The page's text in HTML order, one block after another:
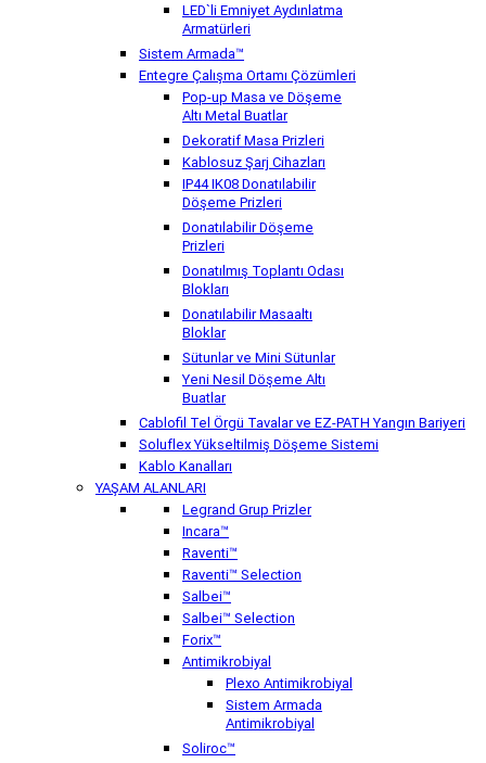
LED`li Emniyet Aydınlatma
Armatürleri
Sistem Armada™
Entegre Çalışma Ortamı Çözümleri
Pop-up Masa ve Döşeme
Altı Metal Buatlar
Dekoratif Masa Prizleri
Kablosuz Şarj Cihazları
IP44 IK08 Donatılabilir
Döşeme Prizleri
Donatılabilir Döşeme
Prizleri
Donatılmış Toplantı Odası
Blokları
Donatılabilir Masaaltı
Bloklar
Sütunlar ve Mini Sütunlar
Yeni Nesil Döşeme Altı
Buatlar
Cablofil Tel Örgü Tavalar ve EZ-PATH Yangın Bariyeri
Soluflex Yükseltilmiş Döşeme Sistemi
Kablo Kanalları
YAŞAM ALANLARI
Legrand Grup Prizler
Incara™
Raventi™
Raventi™ Selection
Salbei™
Salbei™ Selection
Forix™
Antimikrobiyal
Plexo Antimikrobiyal
Sistem Armada
Antimikrobiyal
Soliroc™